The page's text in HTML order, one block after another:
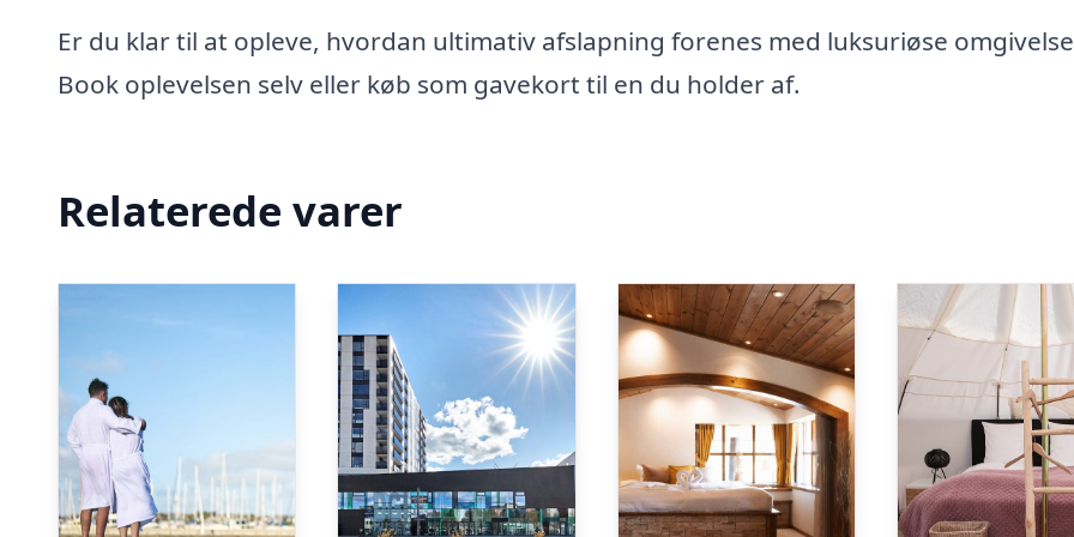
Er du klar til at opleve, hvordan ultimativ afslapning forenes med luksuriøse
Book oplevelsen selv eller køb som gavekort til en du holder af.
Relaterede varer